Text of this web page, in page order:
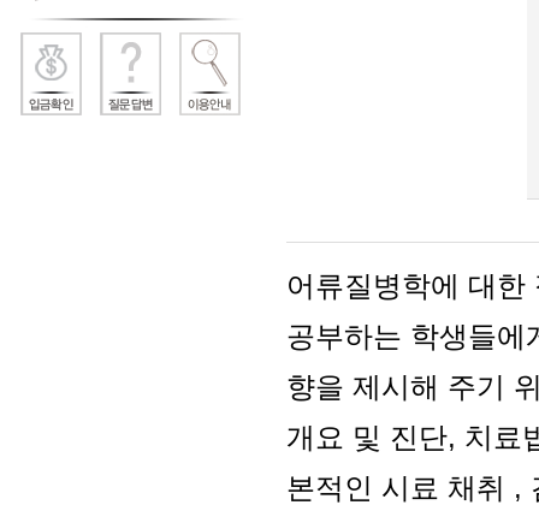
어류질병학에 대
공부하는 학생들에
향을 제시해 주기
개요 및 진단, 치료
본적인 시료 채취 ,